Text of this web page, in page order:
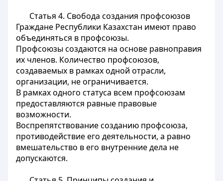
Статья 4. Свобода создания профсоюзов
Граждане Республики Казахстан имеют право
объединяться в профсоюзы.
Профсоюзы создаются на основе равноправия
их членов. Количество профсоюзов,
создаваемых в рамках одной отрасли,
организации, не ограничивается.
В рамках одного статуса всем профсоюзам
предоставляются равные правовые
возможности.
Воспрепятствование созданию профсоюза,
противодействие его деятельности, а равно
вмешательство в его внутренние дела не
допускаются.